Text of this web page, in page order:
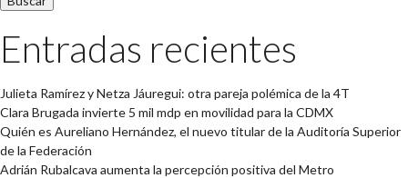
Entradas recientes
Julieta Ramírez y Netza Jáuregui: otra pareja polémica de la 4T
Clara Brugada invierte 5 mil mdp en movilidad para la CDMX
Quién es Aureliano Hernández, el nuevo titular de la Auditoría Superior
de la Federación
Adrián Rubalcava aumenta la percepción positiva del Metro